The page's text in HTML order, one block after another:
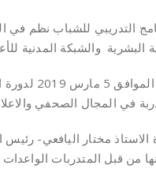
البشرية والشبكة المدنية
يوم
من قبل المتدربات